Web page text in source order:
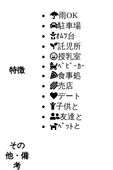
特徴
雨OK
駐車場
ｵﾑﾂ台
託児所
授乳室
ﾍﾞﾋﾞｰｶｰ
食事処
売店
デート
子供と
友達と
ﾍﾟｯﾄと
その
他・備
考